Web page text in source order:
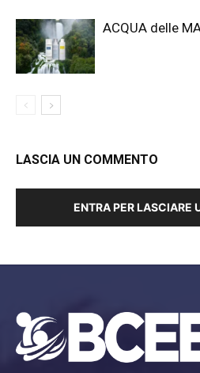
ACQUA delle
LASCIA UN COMMENTO
ENTRA PER LASCIARE